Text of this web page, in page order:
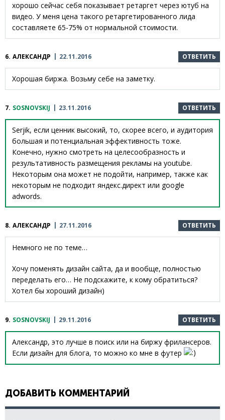
хорошо сейчас себя показывает ретаргет через ютуб на
видео. У меня цена такого ретаргетированного лида
составляете 65-75% от нормальной стоимости.
6. АЛЕКСАНДР 22.11.2016 ОТВЕТИТЬ
Хорошая биржа. Возьму себе на заметку.
7. SOSNOVSKIJ 23.11.2016 ОТВЕТИТЬ
Serjik, если ценник высокий, то, скорее всего, и аудитория
большая и потенциальная эффективность тоже.
Конечно, нужно смотреть на целесообразность и
результативность размещения рекламы на youtube.
Некоторым она может не подойти, например, также как
некоторым не подходит яндекс.директ или google
adwords.
8. АЛЕКСАНДР 27.11.2016 ОТВЕТИТЬ
Немного не по теме…
Хочу поменять дизайн сайта, да и вообще, полностью
переделать его… Не подскажите, к кому обратиться?
Хотел бы хороший дизайн)
9. SOSNOVSKIJ 29.11.2016 ОТВЕТИТЬ
Александр, это лучше в поиск или на биржу фрилансеров.
Если дизайн для блога, то можно ко мне в футер
ДОБАВИТЬ КОММЕНТАРИЙ